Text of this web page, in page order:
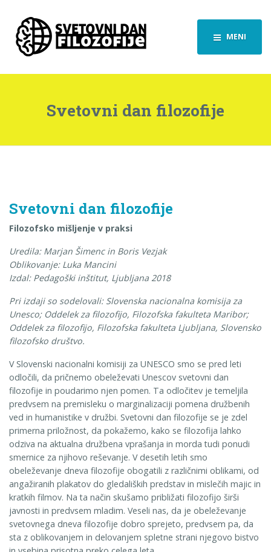
MENI
Svetovni dan filozofije
Svetovni dan filozofije
Filozofsko mišljenje v praksi
Uredila: Marjan Šimenc in Boris Vezjak
Oblikovanje: Luka Mancini
Izdal: Pedagoški inštitut, Ljubljana 2018
Pri izdaji so sodelovali: Slovenska nacionalna komisija za
Unesco; Oddelek za filozofijo, Filozofska fakulteta Maribor;
Oddelek za filozofijo, Filozofska fakulteta Ljubljana, Slovensko
filozofsko društvo.
V Slovenski nacionalni komisiji za UNESCO smo se pred leti
odločili, da pričnemo obeleževati Unescov svetovni dan
filozofije in poudarimo njen pomen. Ta odločitev je temeljila
predvsem na premisleku o marginalizaciji pomena družbenih
ved in humanistike v družbi. Svetovni dan filozofije se je zdel
primerna priložnost, da pokažemo, kako se filozofija lahko
odziva na aktualna družbena vprašanja in morda tudi ponudi
smernice za njihovo reševanje. V desetih letih smo
obeleževanje dneva filozofije obogatili z različnimi oblikami, od
angažiranih plakatov do gledaliških predstav in mislečih majic in
kratkih filmov. Na ta način skušamo približati filozofijo širši
javnosti in predvsem mladim. Veseli nas, da je obeleževanje
svetovnega dneva filozofije dobro sprejeto, predvsem pa, da
sta z oblikovanjem in delovanjem spletne strani njegovo bistvo